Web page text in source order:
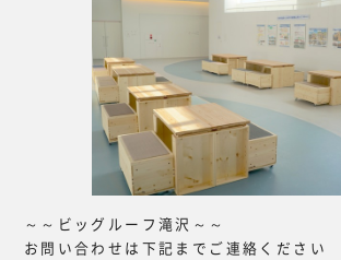
～～ビッグルーフ滝沢～～
お問い合わせは下記までご連絡ください